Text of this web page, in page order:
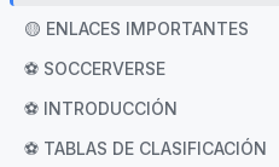
🟡 ENLACES IMPORTANTES
⚽ SOCCERVERSE
⚽ INTRODUCCIÓN
⚽ TABLAS DE CLASIFICACIÓN